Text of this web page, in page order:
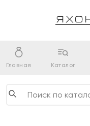
Главная Каталог